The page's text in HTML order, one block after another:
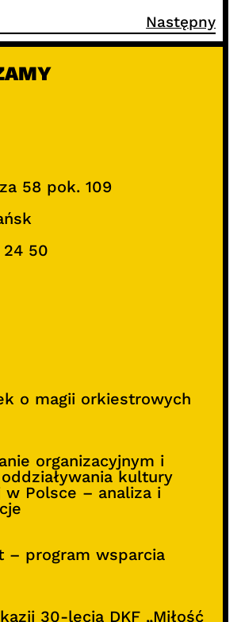
Następny
58 pok. 109
24 50
o magii orkiestrowych
organizacyjnym i
kultury
Polsce – analiza i
– program wsparcia
30-lecia DKF „Miłość